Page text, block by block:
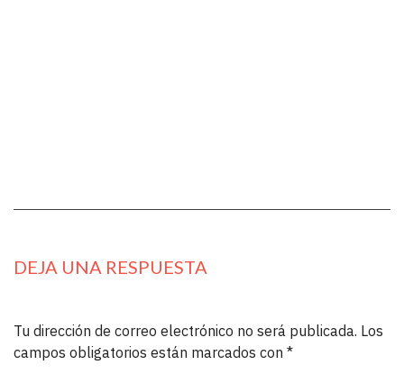
DEJA UNA RESPUESTA
Tu dirección de correo electrónico no será publicada. Los
campos obligatorios están marcados con *